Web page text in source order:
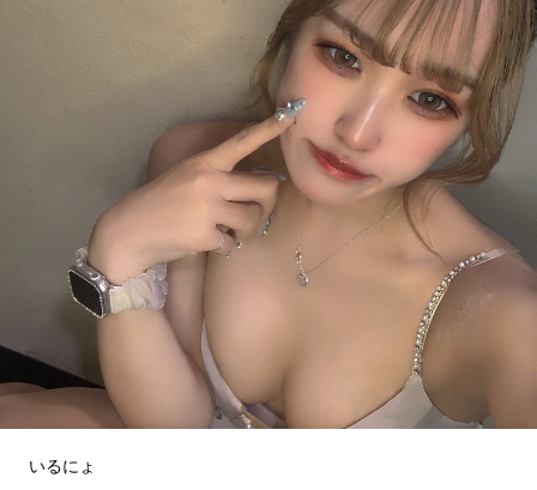
いるにょ